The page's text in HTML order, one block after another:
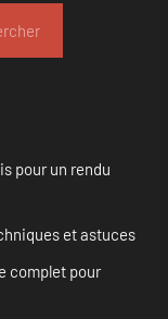
pour un rendu
et astuces
complet pour